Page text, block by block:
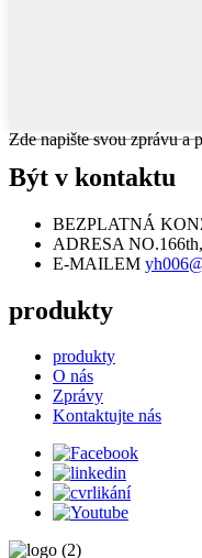
Zde napište svou zprávu a
Být v kontaktu
BEZPLATNÁ
ADRESA
E-MAILEM
produkty
produkty
O nás
Zprávy
Kontaktujte nás